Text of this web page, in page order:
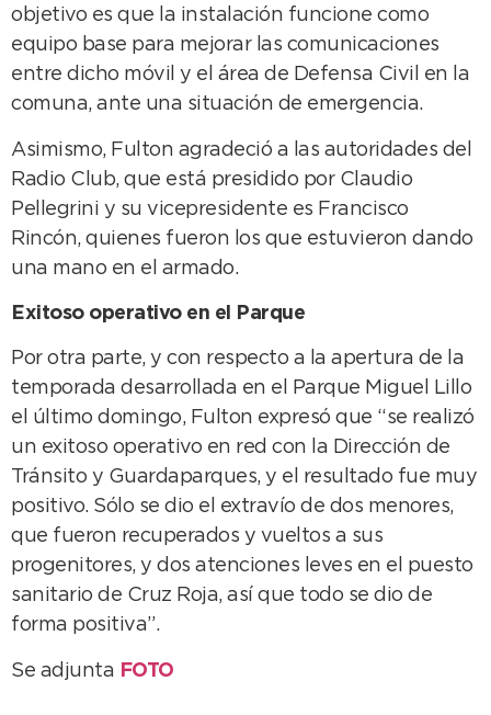
objetivo es que la instalación funcione como
equipo base para mejorar las comunicaciones
entre dicho móvil y el área de Defensa Civil en la
comuna, ante una situación de emergencia.
Asimismo, Fulton agradeció a las autoridades del
Radio Club, que está presidido por Claudio
Pellegrini y su vicepresidente es Francisco
Rincón, quienes fueron los que estuvieron dando
una mano en el armado.
Exitoso operativo en el Parque
Por otra parte, y con respecto a la apertura de la
temporada desarrollada en el Parque Miguel Lillo
el último domingo, Fulton expresó que “se realizó
un exitoso operativo en red con la Dirección de
Tránsito y Guardaparques, y el resultado fue muy
positivo. Sólo se dio el extravío de dos menores,
que fueron recuperados y vueltos a sus
progenitores, y dos atenciones leves en el puesto
sanitario de Cruz Roja, así que todo se dio de
forma positiva”.
Se adjunta FOTO